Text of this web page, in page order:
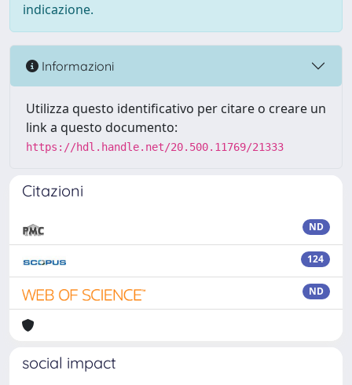
indicazione.
Informazioni
Utilizza questo identificativo per citare o creare un
link a questo documento:
https://hdl.handle.net/20.500.11769/21333
Citazioni
ND
124
ND
social impact